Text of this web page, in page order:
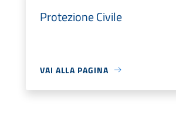
Protezione Civile
VAI ALLA PAGINA